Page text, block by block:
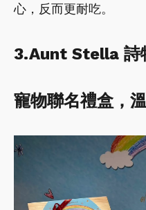
心，反而更耐吃。
3.Aunt Stella 詩
寵物聯名禮盒，